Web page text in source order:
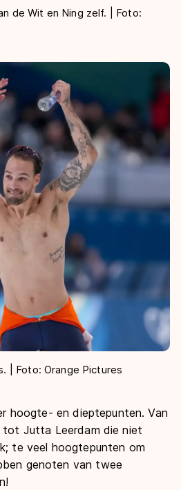
de Wit en Ning zelf. | Foto:
| Foto: Orange Pictures
hoogte- en dieptepunten. Van
tot Jutta Leerdam die niet
te veel hoogtepunten om
genoten van twee